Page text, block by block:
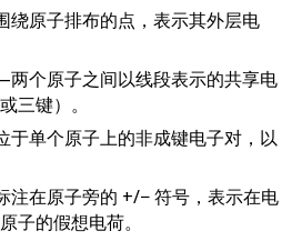
原子排布的点，表示其外层电
个原子之间以线段表示的共享电
三键）。
单个原子上的非成键电子对，以
在原子旁的 +/− 符号，表示在电
子的假想电荷。